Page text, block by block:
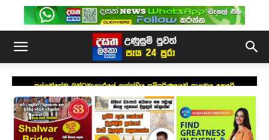
පල්ලන්සේන බන්ධනාගාරයේ තත්ත්වය සම්පූර්ණයෙන් පාලනය කෙරේ